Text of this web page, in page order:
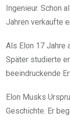
Ingenieur. Schon
Jahren verkaufte
Als Elon 17 Jahre
Später studierte
beeindruckende
Elon Musks
Geschichte. Er